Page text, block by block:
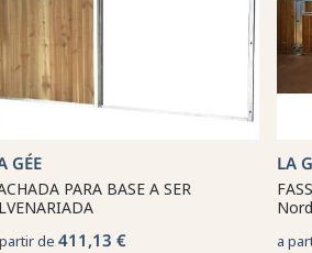
GÉE
PARA BASE A SER
de 411,13 €
LA
a